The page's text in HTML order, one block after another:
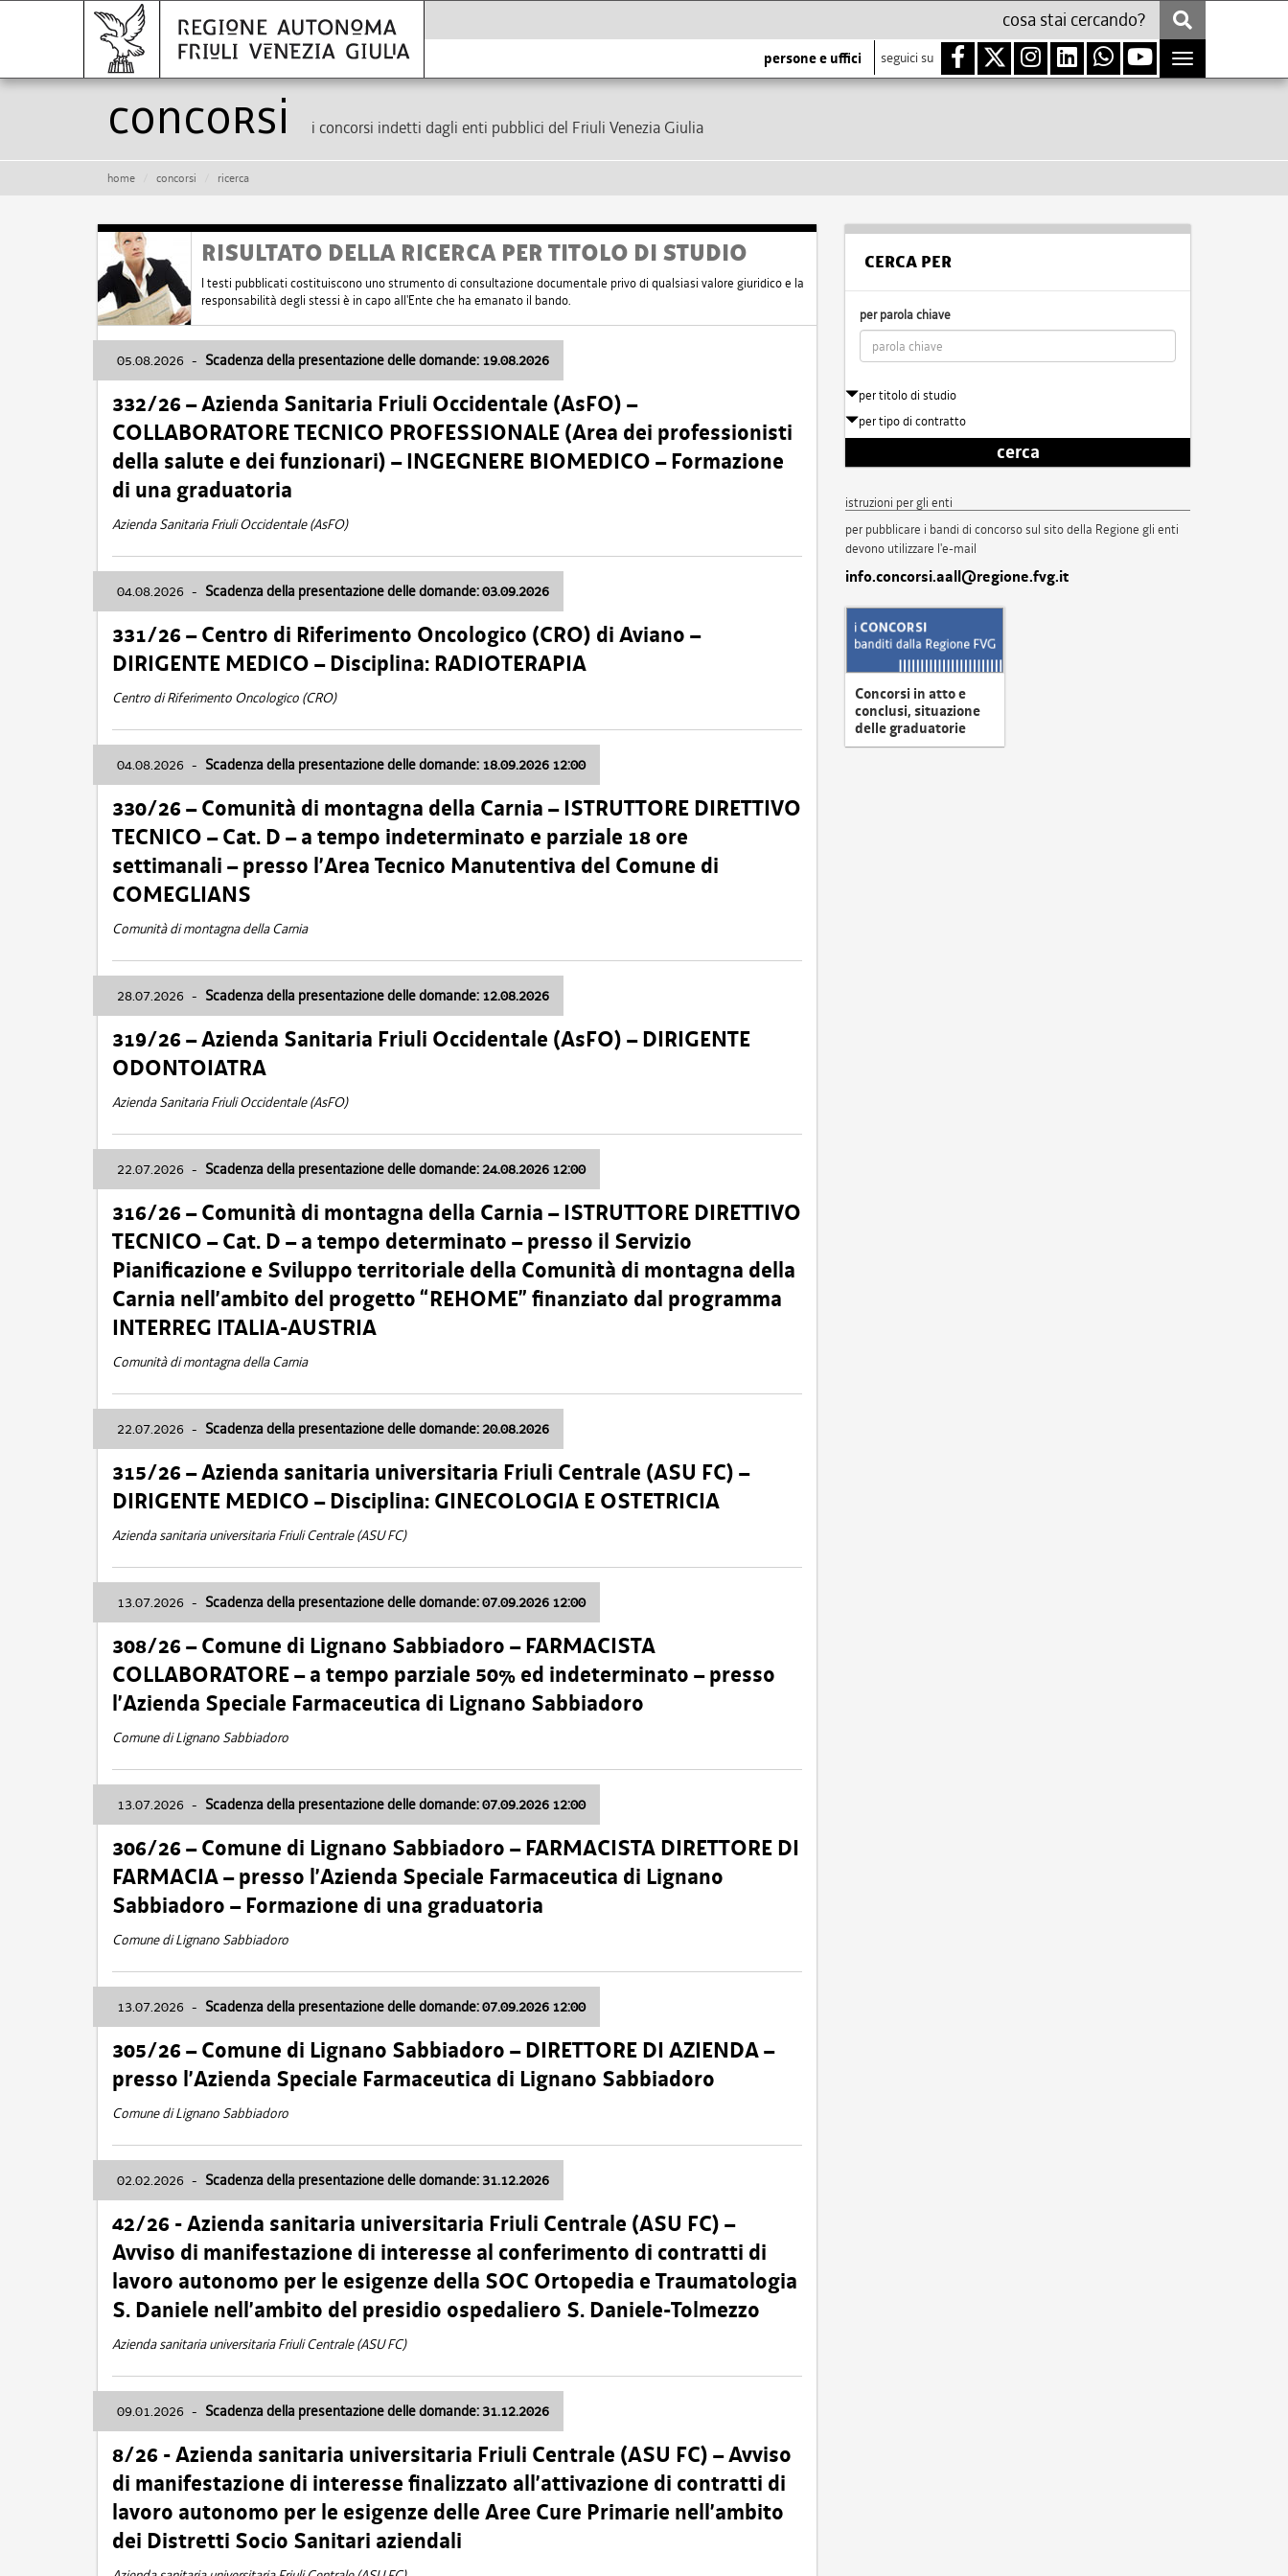
persone e uffici seguici su
Toggle
navigation
Concorsi i concorsi indetti dagli enti pubblici del Friuli Venezia Giulia
home concorsi ricerca
RISULTATO DELLA RICERCA PER TITOLO DI STUDIO
I testi pubblicati costituiscono uno strumento di consultazione documentale privo di qualsiasi valore giuridico e la
responsabilità degli stessi è in capo all'Ente che ha emanato il bando.
05.08.2026 - Scadenza della presentazione delle domande: 19.08.2026
332/26 – Azienda Sanitaria Friuli Occidentale (AsFO) –
COLLABORATORE TECNICO PROFESSIONALE (Area dei professionisti
della salute e dei funzionari) – INGEGNERE BIOMEDICO – Formazione
di una graduatoria
Azienda Sanitaria Friuli Occidentale (AsFO)
04.08.2026 - Scadenza della presentazione delle domande: 03.09.2026
331/26 – Centro di Riferimento Oncologico (CRO) di Aviano –
DIRIGENTE MEDICO – Disciplina: RADIOTERAPIA
Centro di Riferimento Oncologico (CRO)
04.08.2026 - Scadenza della presentazione delle domande: 18.09.2026 12:00
330/26 – Comunità di montagna della Carnia – ISTRUTTORE DIRETTIVO
TECNICO – Cat. D – a tempo indeterminato e parziale 18 ore
settimanali – presso l’Area Tecnico Manutentiva del Comune di
COMEGLIANS
Comunità di montagna della Carnia
28.07.2026 - Scadenza della presentazione delle domande: 12.08.2026
319/26 – Azienda Sanitaria Friuli Occidentale (AsFO) – DIRIGENTE
ODONTOIATRA
Azienda Sanitaria Friuli Occidentale (AsFO)
22.07.2026 - Scadenza della presentazione delle domande: 24.08.2026 12:00
316/26 – Comunità di montagna della Carnia – ISTRUTTORE DIRETTIVO
TECNICO – Cat. D – a tempo determinato – presso il Servizio
Pianificazione e Sviluppo territoriale della Comunità di montagna della
Carnia nell’ambito del progetto “REHOME” finanziato dal programma
INTERREG ITALIA-AUSTRIA
Comunità di montagna della Carnia
22.07.2026 - Scadenza della presentazione delle domande: 20.08.2026
315/26 – Azienda sanitaria universitaria Friuli Centrale (ASU FC) –
DIRIGENTE MEDICO – Disciplina: GINECOLOGIA E OSTETRICIA
Azienda sanitaria universitaria Friuli Centrale (ASU FC)
13.07.2026 - Scadenza della presentazione delle domande: 07.09.2026 12:00
308/26 – Comune di Lignano Sabbiadoro – FARMACISTA
COLLABORATORE – a tempo parziale 50% ed indeterminato – presso
l’Azienda Speciale Farmaceutica di Lignano Sabbiadoro
Comune di Lignano Sabbiadoro
13.07.2026 - Scadenza della presentazione delle domande: 07.09.2026 12:00
306/26 – Comune di Lignano Sabbiadoro – FARMACISTA DIRETTORE DI
FARMACIA – presso l’Azienda Speciale Farmaceutica di Lignano
Sabbiadoro – Formazione di una graduatoria
Comune di Lignano Sabbiadoro
13.07.2026 - Scadenza della presentazione delle domande: 07.09.2026 12:00
305/26 – Comune di Lignano Sabbiadoro – DIRETTORE DI AZIENDA –
presso l’Azienda Speciale Farmaceutica di Lignano Sabbiadoro
Comune di Lignano Sabbiadoro
02.02.2026 - Scadenza della presentazione delle domande: 31.12.2026
42/26 - Azienda sanitaria universitaria Friuli Centrale (ASU FC) –
Avviso di manifestazione di interesse al conferimento di contratti di
lavoro autonomo per le esigenze della SOC Ortopedia e Traumatologia
S. Daniele nell’ambito del presidio ospedaliero S. Daniele-Tolmezzo
Azienda sanitaria universitaria Friuli Centrale (ASU FC)
09.01.2026 - Scadenza della presentazione delle domande: 31.12.2026
8/26 - Azienda sanitaria universitaria Friuli Centrale (ASU FC) – Avviso
di manifestazione di interesse finalizzato all’attivazione di contratti di
lavoro autonomo per le esigenze delle Aree Cure Primarie nell’ambito
dei Distretti Socio Sanitari aziendali
CERCA PER
per parola chiave
per titolo di studio
per tipo di contratto
cerca
istruzioni per gli enti
per pubblicare i bandi di concorso sul sito della Regione gli enti
devono utilizzare l'e-mail
info.concorsi.aall@regione.fvg.it
Concorsi in atto e
conclusi, situazione
delle graduatorie